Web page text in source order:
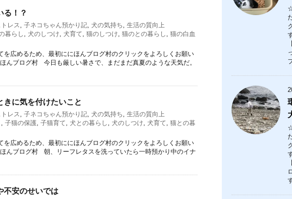
る！？
レス , 子ネコちゃん預かり記, 犬の気持ち, 生活の質向上
暮らし , 犬のしつけ, 犬育て, 猫のしつけ, 猫のとの暮らし , 猫の白血
広めるため、最初ににほんブログ村のクリックをよろしくお願い
ブログ村 今日も厳しい暑さで、まだまだ真夏のような天気だ。
きに気を付けたいこと
レス , 子ネコちゃん預かり記, 犬の気持ち, 生活の質向上
, 子猫の保護, 子猫育て, 犬との暮らし , 犬のしつけ, 犬育て, 猫との暮
広めるため、最初ににほんブログ村のクリックをよろしくお願い
ブログ村 朝、リーフレタスを洗っていたら一時預かり中のイナ
不安のせいでは